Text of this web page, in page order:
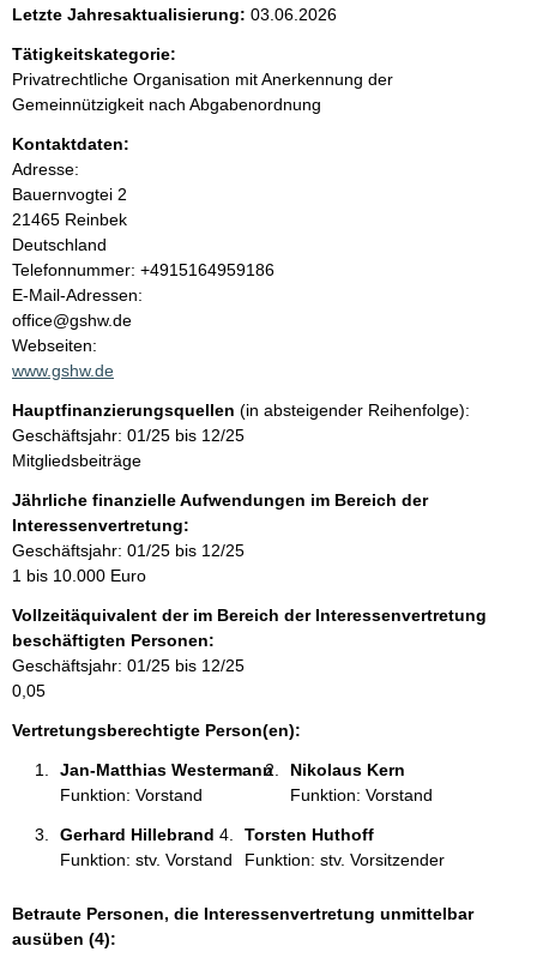
i
n
h
a
l
t
Letzte Jahresaktualisierung: 03.06.2026
Tätigkeitskategorie:
Privatrechtliche Organisation mit Anerkennung der
Gemeinnützigkeit nach Abgabenordnung
Kontaktdaten:
Adresse:
Bauernvogtei 2
21465 Reinbek
Deutschland
K
o
n
t
a
t
i
n
f
o
r
m
t
i
o
n
e
Telefonnummer: +4915164959186
E-Mail-Adressen:
office@gshw.de
Webseiten:
www.gshw.de
Hauptfinanzierungsquellen (in absteigender Reihenfolge):
Geschäftsjahr: 01/25 bis 12/25
Mitgliedsbeiträge
Jährliche finanzielle Aufwendungen im Bereich der
Interessenvertretung:
Geschäftsjahr: 01/25 bis 12/25
1 bis 10.000 Euro
Vollzeitäquivalent der im Bereich der Interessenvertretung
beschäftigten Personen:
Geschäftsjahr: 01/25 bis 12/25
0,05
Vertretungsberechtigte Person(en):
Jan-Matthias Westermann
Funktion: Vorstand
Nikolaus Kern
Funktion: Vorstand
Gerhard Hillebrand
Funktion: stv. Vorstand
Torsten Huthoff
Funktion: stv. Vorsitzender
Betraute Personen, die Interessenvertretung unmittelbar
ausüben (4):